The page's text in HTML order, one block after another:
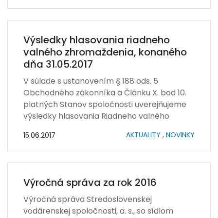
Výsledky hlasovania riadneho
valného zhromaždenia, konaného
dňa 31.05.2017
V súlade s ustanovením § 188 ods. 5
Obchodného zákonníka a Článku X. bod 10.
platných Stanov spoločnosti uverejňujeme
výsledky hlasovania Riadneho valného
31.05.2017.
15.06.2017 AKTUALITY , NOVINKY
Výročná správa za rok 2016
Výročná správa Stredoslovenskej
vodárenskej spoločnosti, a. s., so sídlom